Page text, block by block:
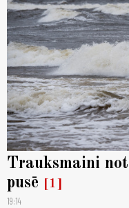
Trauksmaini
pusē
1
19:14